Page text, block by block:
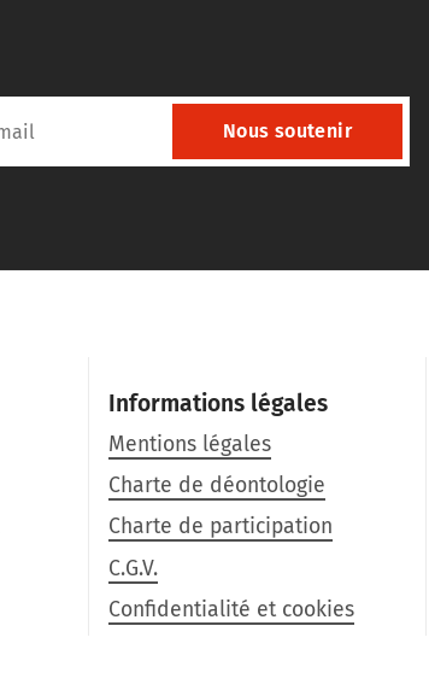
Nous soutenir
Informations légales
Mentions légales
Charte de déontologie
Charte de participation
C.G.V.
Confidentialité et cookies